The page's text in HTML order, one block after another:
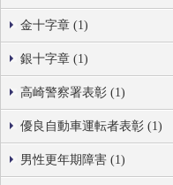
金十字章 (1)
銀十字章 (1)
高崎警察署表彰 (1)
優良自動車運転者表彰 (1)
男性更年期障害 (1)